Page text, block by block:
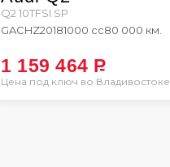
Q2 10TFSI SP
GACHZ20181000 сс80 000 км.
Цена под ключ во Владивостоке
1 159 464 P